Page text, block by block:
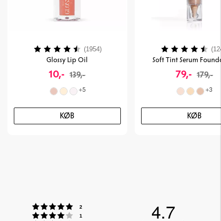
Glossy Lip Oil
10,- 139,-
+5
KØB
Vurdering: (1954) 4.2 ud af 5 stjerner
Soft Tint Serum
79,- 179,-
+3
KØB
Vurdering:
Vurdering:5 ud af 5 stjerner
2
Vurdering:4 ud af 5 stjerner
1 4.7